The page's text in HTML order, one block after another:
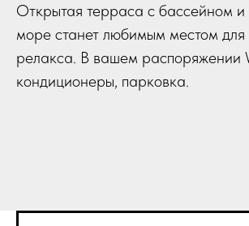
Открытая терраса с бассейном
море станет любимым местом для
релакса. В вашем распоряжении
кондиционеры, парковка.